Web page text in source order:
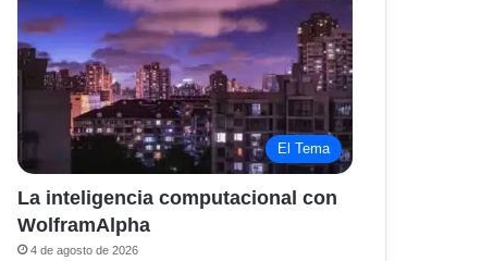
El Tema
La inteligencia computacional con
WolframAlpha
4 de agosto de 2026